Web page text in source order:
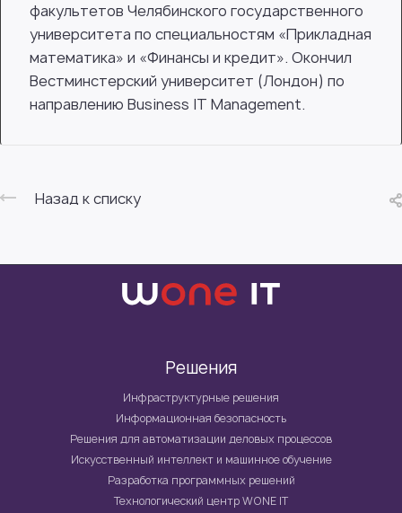
факультетов Челябинского государственного
университета по специальностям «Прикладная
математика» и «Финансы и кредит». Окончил
Вестминстерский университет (Лондон) по
направлению Business IT Management.
Назад к списку
Решения
Инфраструктурные решения
Информационная безопасность
Решения для автоматизации деловых процессов
Искусственный интеллект и машинное обучение
Разработка программных решений
Технологический центр WONE IT